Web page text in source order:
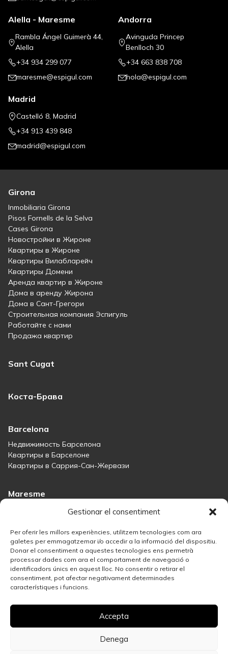
Gestionar el consentiment
Per oferir les millors experiències, utilitzem tecnologies com ara
galetes per emmagatzemar i/o accedir a la informació del dispositiu.
Donar el consentiment a aquestes tecnologies ens permetrà
processar dades com ara el comportament de navegació o
identificadors únics en aquest lloc. No consentir o retirar el
consentiment, pot afectar negativament determinades
característiques i funcions.
Accepta
Denega
Alella - Maresme
Rambla Ángel Guimerà 44,
Alella
+34 934 299 077
maresme@espigul.com
Andorra
Avinguda Princep
Benlloch 30
+34 663 838 708
hola@espigul.com
Madrid
Castelló 8, Madrid
+34 913 439 848
madrid@espigul.com
Girona
Inmobiliaria Girona
Pisos Fornells de la Selva
Cases Girona
Новостройки в Жироне
Квартиры в Жироне
Квартиры Вилабларейч
Квартиры Домени
Аренда квартир в Жироне
Дома в аренду Жирона
Дома в Сант-Грегори
Строительная компания Эспигуль
Работайте с нами
Продажа квартир
Sant Cugat
Коста-Брава
Barcelona
Недвижимость Барселона
Квартиры в Барселоне
Квартиры в Саррия-Сан-Жервази
Maresme
Immobiliària Maresme
Дома на продажу в Тиане
Дома на продажу в Тейе
Дома на продажу в Маресме
Madrid
Решение в сфере недвижимости в Саламанке
Лучшие районы Мадрида для инвестиций в недвижимость
Дома на продажу в Мадриде
Продайте свою недвижимость